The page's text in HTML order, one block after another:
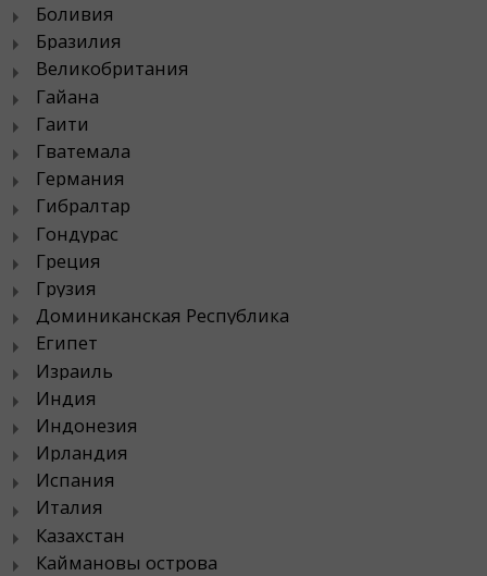
Боливия
Бразилия
Великобритания
Гайана
Гаити
Гватемала
Германия
Гибралтар
Гондурас
Греция
Грузия
Доминиканская Республика
Египет
Израиль
Индия
Индонезия
Ирландия
Испания
Италия
Казахстан
Каймановы острова